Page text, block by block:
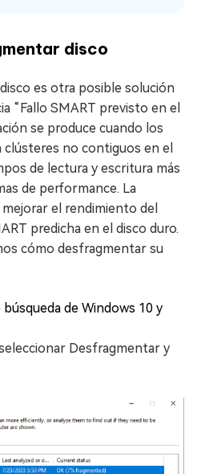
disco
es otra posible solución
“Fallo SMART previsto en el
se produce cuando los
clústeres no contiguos en el
de lectura y escritura más
de performance. La
el rendimiento del
predicha en el disco duro.
cómo desfragmentar su
búsqueda de Windows 10 y
Desfragmentar y